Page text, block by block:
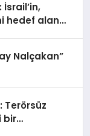
İsrail’in,
hedef alan
Nalçakan”
Terörsüz
bir